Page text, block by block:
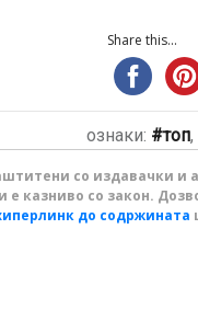
Share this...
ознаки: топ,
со издавачки и
е казниво со закон.
до содржината